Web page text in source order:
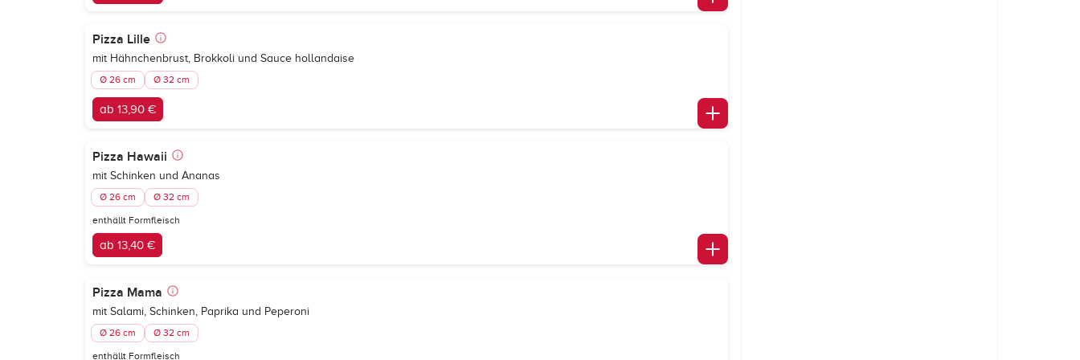
Pizza Lille
mit Hähnchenbrust, Brokkoli und Sauce hollandaise
Ø 26 cm Ø 32 cm
ab 13,90 €
Pizza Hawaii
mit Schinken und Ananas
Ø 26 cm Ø 32 cm
enthällt Formfleisch
ab 13,40 €
Pizza Mama
mit Salami, Schinken, Paprika und Peperoni
Ø 26 cm Ø 32 cm
enthällt Formfleisch